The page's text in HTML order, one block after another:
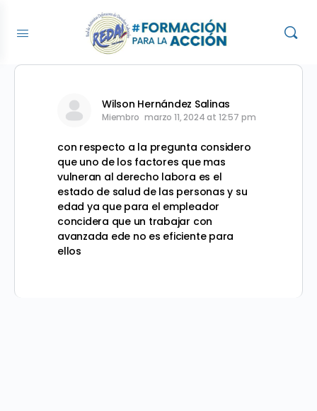
Wilson Hernández Salinas
Miembro marzo 11, 2024 at 12:57 pm
con respecto a la pregunta considero
que uno de los factores que mas
vulneran al derecho labora es el
estado de salud de las personas y su
edad ya que para el empleador
concidera que un trabajar con
avanzada ede no es eficiente para
ellos